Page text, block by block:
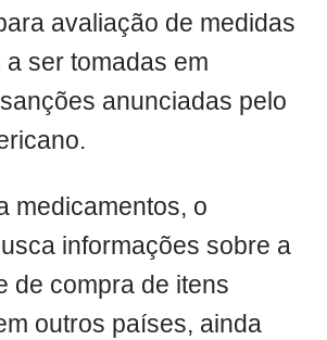
avaliação de medidas
ser tomadas em
anunciadas pelo
medicamentos, o
informações sobre a
de compra de itens
outros países, ainda